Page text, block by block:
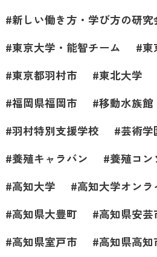
新しい働き方・学び方の研究
東京大学・能智チーム
東
東京都羽村市
東北大学
福岡県福岡市
移動水族館
羽村特別支援学校
芸術学
養殖キャラバン
養殖コン
高知大学
高知大学オン
高知県大豊町
高知県安芸
高知県室戸市
高知県高知